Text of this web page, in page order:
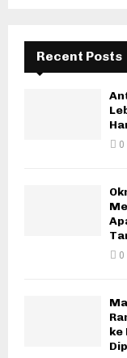
Recent Posts
0
0
ke